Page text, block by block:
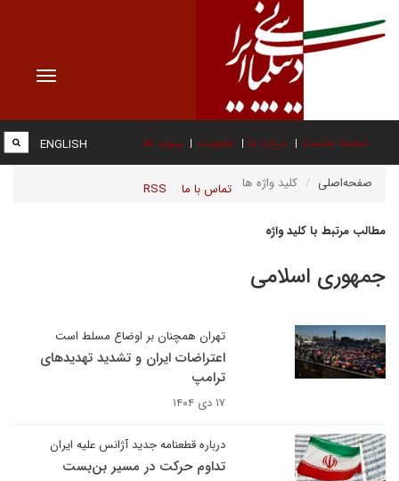
Toggle
صفحه نخست درباره ما عضویت پیوند ها
تماس با ما RSS
ENGLISH
صفحه‌اصلی کلید واژه ها
مطالب مرتبط با کلید واژه
جمهوری اسلامی
تهران همچنان بر اوضاع مسلط است
اعتراضات ایران و تشدید تهدیدهای
ترامپ
۱۷ دی ۱۴۰۴
درباره قطعنامه جدید آژانس علیه ایران
تداوم حرکت در مسیر بن‌بست